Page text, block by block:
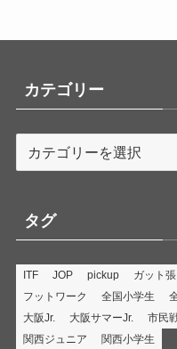
カテゴリー
ー
タグ
ITF JOP pickup ガット張
フットワーク
全国小学生
大阪Jr.
大阪サマーJr. 市民
関西ジュニア
関西小学生